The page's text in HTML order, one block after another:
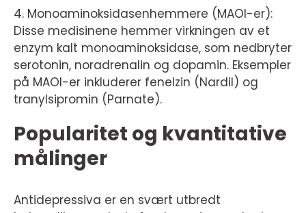
4. Monoaminoksidasenhemmere (MAOI-er):
Disse medisinene hemmer virkningen av et
enzym kalt monoaminoksidase, som nedbryter
serotonin, noradrenalin og dopamin. Eksempler
på MAOI-er inkluderer fenelzin (Nardil) og
tranylsipromin (Parnate).
Popularitet og kvantitative
målinger
Antidepressiva er en svært utbredt